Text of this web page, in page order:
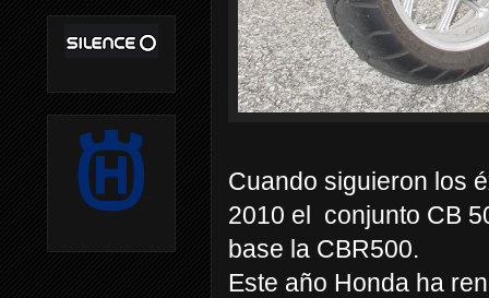
Cuando siguieron los
2010 el conjunto CB
base la CBR500.
Este año Honda ha